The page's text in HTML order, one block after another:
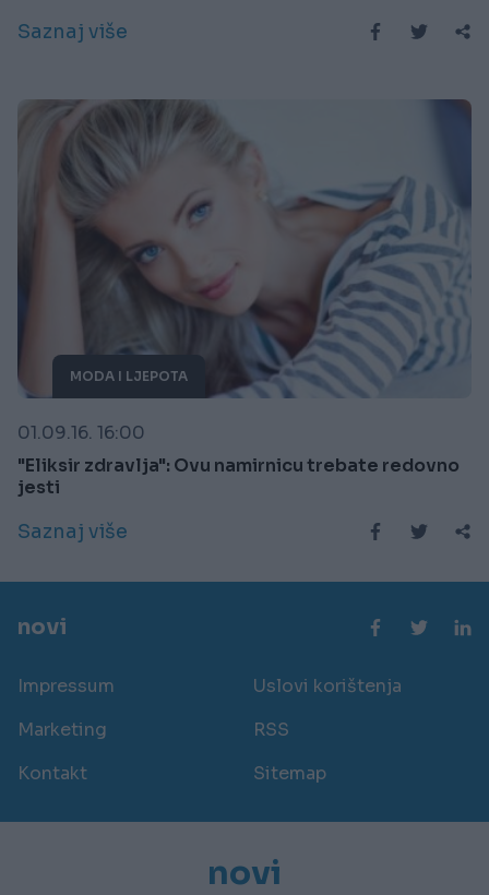
Saznaj više
MODA I LJEPOTA
01.09.16. 16:00
"Eliksir zdravlja": Ovu namirnicu trebate redovno
jesti
Saznaj više
novi
Impressum
Uslovi korištenja
Marketing
RSS
Kontakt
Sitemap
novi